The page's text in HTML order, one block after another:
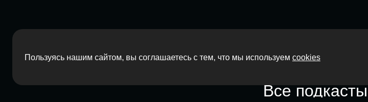
Главная
Все подкасты
Пользуясь нашим сайтом, вы соглашаетесь с тем, что мы используем cookies